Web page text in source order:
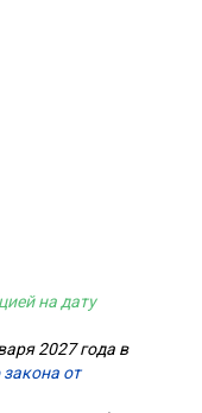
на дату
2027 года в
от